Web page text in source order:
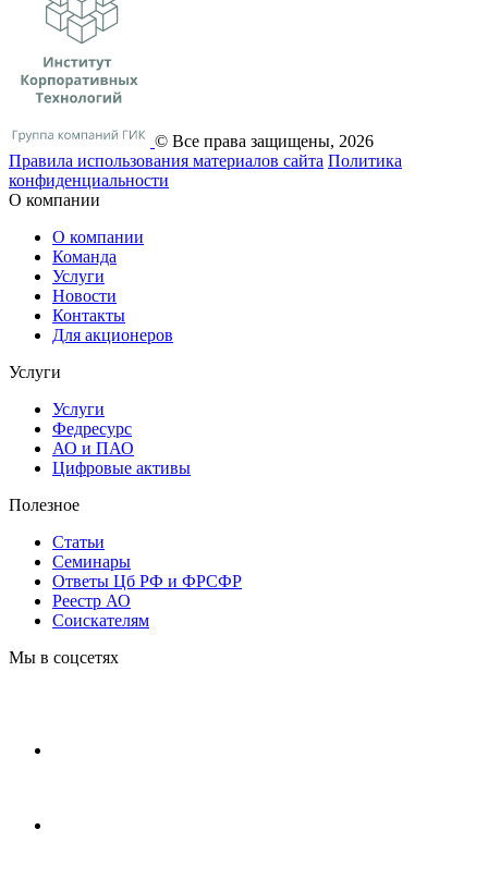
© Все права защищены, 2026
Правила использования материалов сайта Политика
конфиденциальности
О компании
О компании
Команда
Услуги
Новости
Контакты
Для акционеров
Услуги
Услуги
Федресурс
АО и ПАО
Цифровые активы
Полезное
Статьи
Cеминары
Ответы Цб РФ и ФРСФР
Реестр АО
Соискателям
Мы в соцсетях